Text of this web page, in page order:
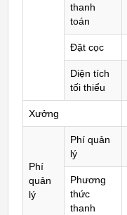
thanh
toán
Đặt cọc
Diện tích
tối thiểu
Xưởng
Phí
quản
lý
Phí quản
lý
Phương
thức
thanh